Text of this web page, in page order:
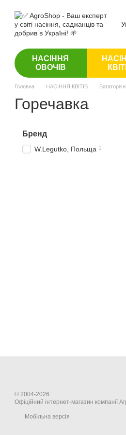
НАСІННЯ
ОВОЧІВ
Головна НАСІННЯ КВІТІВ
Горечавка
Бренд
W.Legutko, Польща 1
© 2004-2026
Офіційний інтернет-магазин компанії
Мобільна версія